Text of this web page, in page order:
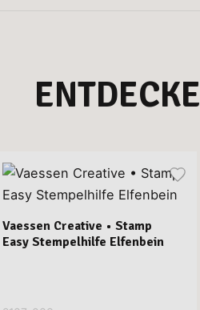
ENTDECKE
Vaessen Creative • Stamp
Easy Stempelhilfe Elfenbein